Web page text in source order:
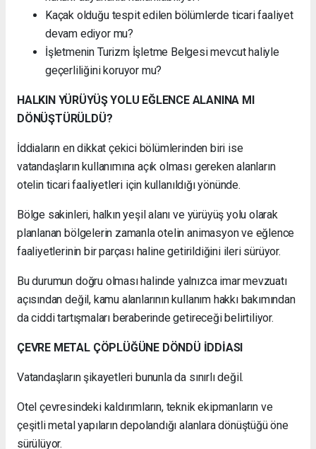
Kaçak olduğu tespit edilen bölümlerde ticari faaliyet
devam ediyor mu?
İşletmenin Turizm İşletme Belgesi mevcut haliyle
geçerliliğini koruyor mu?
HALKIN YÜRÜYÜŞ YOLU EĞLENCE ALANINA MI
DÖNÜŞTÜRÜLDÜ?
İddiaların en dikkat çekici bölümlerinden biri ise
vatandaşların kullanımına açık olması gereken alanların
otelin ticari faaliyetleri için kullanıldığı yönünde.
Bölge sakinleri, halkın yeşil alanı ve yürüyüş yolu olarak
planlanan bölgelerin zamanla otelin animasyon ve eğlence
faaliyetlerinin bir parçası haline getirildiğini ileri sürüyor.
Bu durumun doğru olması halinde yalnızca imar mevzuatı
açısından değil, kamu alanlarının kullanım hakkı bakımından
da ciddi tartışmaları beraberinde getireceği belirtiliyor.
ÇEVRE METAL ÇÖPLÜĞÜNE DÖNDÜ İDDİASI
Vatandaşların şikayetleri bununla da sınırlı değil.
Otel çevresindeki kaldırımların, teknik ekipmanların ve
çeşitli metal yapıların depolandığı alanlara dönüştüğü öne
sürülüyor.